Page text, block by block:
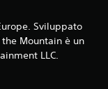
Sviluppato
Mountain è un
LLC.